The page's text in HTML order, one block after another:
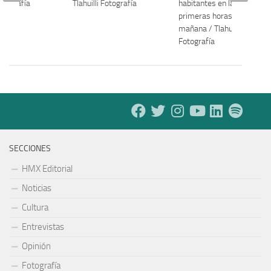
Tlahuilli Fotografía
habitantes en las
primeras horas de la
mañana / Tlahuilli
Fotografía
SECCIONES
HMX Editorial
Noticias
Cultura
Entrevistas
Opinión
Fotografía